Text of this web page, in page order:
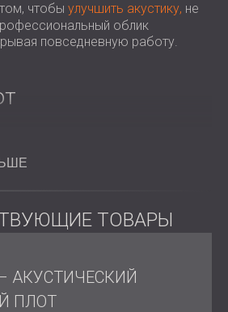
чтобы улучшить акустику, не
облик
повседневную работу.
потолочных акустических
ТОВАРЫ
– АКУСТИЧЕСКИЙ
ПЛОТ